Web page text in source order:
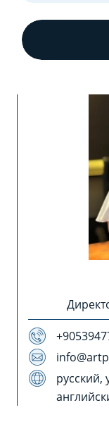
русский,